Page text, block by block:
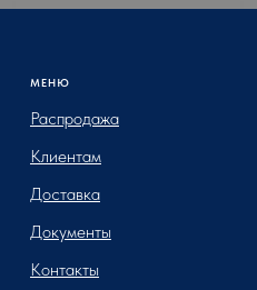
МЕНЮ
Распродажа
Клиентам
Доставка
Документы
Контакты